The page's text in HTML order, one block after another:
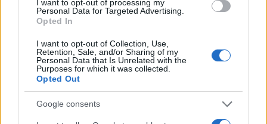
I want to opt-out of processing my
Personal Data for Targeted Advertising.
Opted In
I want to opt-out of Collection, Use,
Retention, Sale, and/or Sharing of my
Personal Data that Is Unrelated with the
Purposes for which it was collected.
Opted Out
Google consents
Havana, ogni angolo della città ha qualcosa di
unico da offrire. Se stai pianificando un weekend a
Miami, perché non creare un itinerario che includa
eventi musicali e esplorazioni culturali? Sarà un
modo fantastico per vivere la città a 360 gradi!
Per gli amanti del gelato, Miami è un vero paradiso.
Le gelaterie artigianali offrono gusti innovativi e